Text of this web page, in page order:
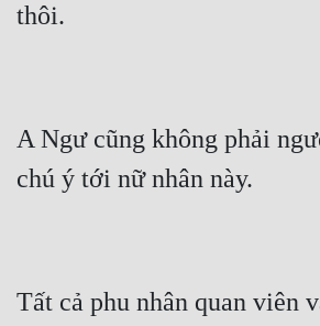
thôi.
A Ngư cũng không phải
chú ý tới nữ nhân này.
Tất cả phu nhân quan viên